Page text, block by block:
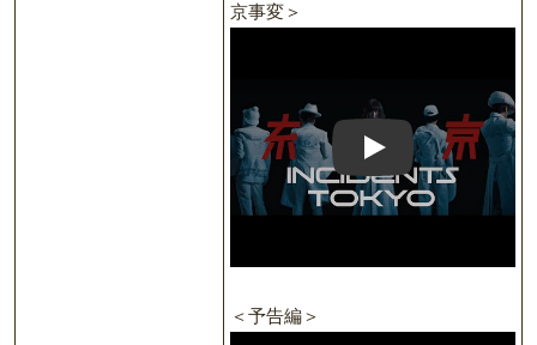
京事変＞
Play: Music Video
＜予告編＞